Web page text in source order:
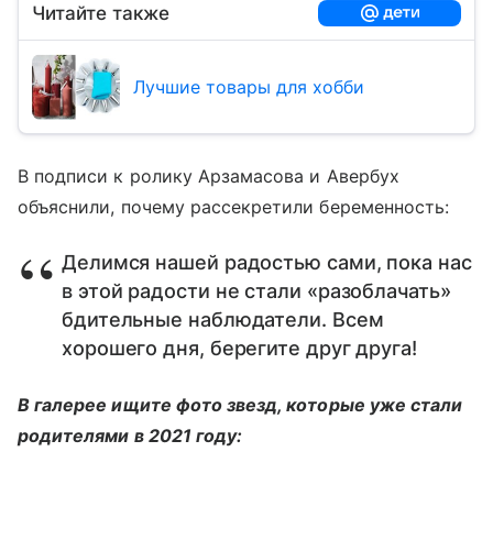
Читайте также
Лучшие товары для хобби
В подписи к ролику Арзамасова и Авербух
объяснили, почему рассекретили беременность:
Делимся нашей радостью сами, пока нас
в этой радости не стали «разоблачать»
бдительные наблюдатели. Всем
хорошего дня, берегите друг друга!
В галерее ищите фото звезд, которые уже стали
родителями в 2021 году: